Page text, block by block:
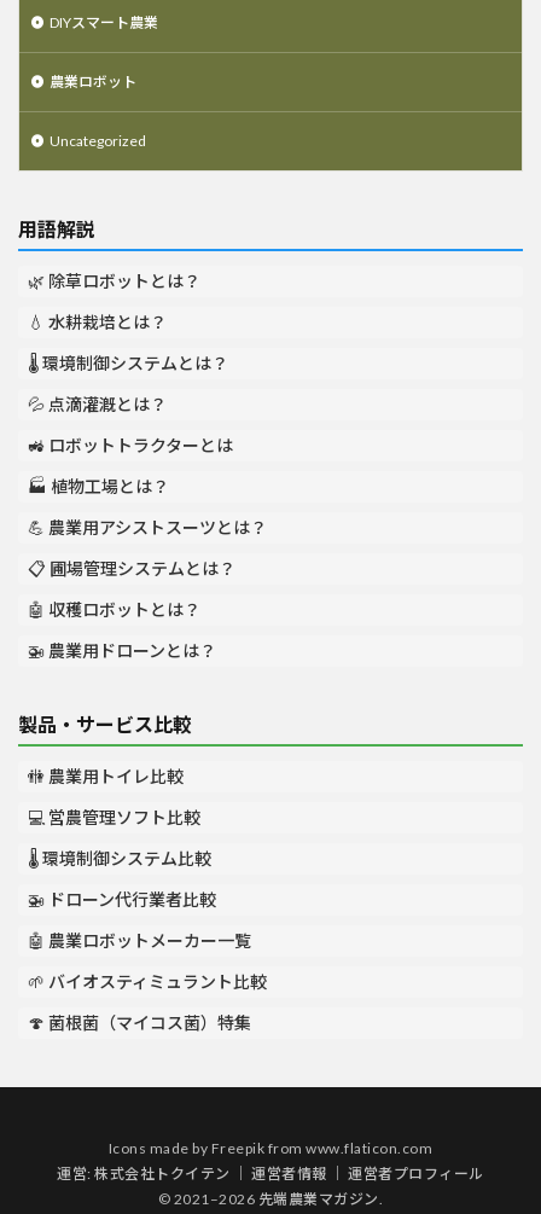
DIYスマート農業
農業ロボット
Uncategorized
用語解説
🌿 除草ロボットとは？
💧 水耕栽培とは？
🌡️ 環境制御システムとは？
💦 点滴灌漑とは？
🚜 ロボットトラクターとは
🏭 植物工場とは？
💪 農業用アシストスーツとは？
📋 圃場管理システムとは？
🤖 収穫ロボットとは？
🚁 農業用ドローンとは？
製品・サービス比較
🚻 農業用トイレ比較
💻 営農管理ソフト比較
🌡️ 環境制御システム比較
🚁 ドローン代行業者比較
🤖 農業ロボットメーカー一覧
🌱 バイオスティミュラント比較
🍄 菌根菌（マイコス菌）特集
Icons made by Freepik fromwww.flaticon.com
運営:株式会社トクイテン ｜運営者情報 ｜運営者プロフィール
© 2021–2026 先端農業マガジン.